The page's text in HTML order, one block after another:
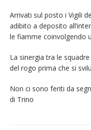
Arrivati sul posto i Vigili
adibito a deposito
le fiamme coinvolgendo
La sinergia tra le
del rogo prima che si
Non ci sono feriti da
di Trino